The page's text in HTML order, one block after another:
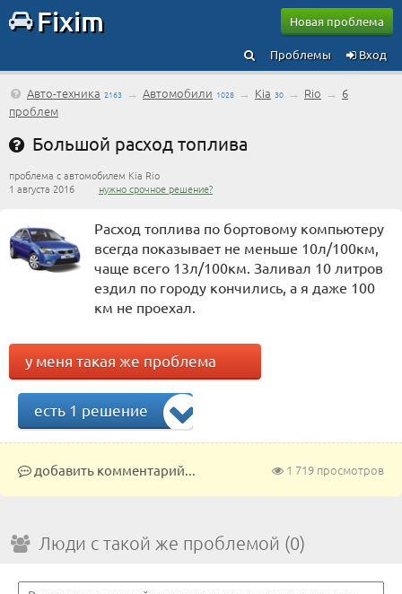
Fixim Новая проблема
Вход
Проблемы
Авто-техника 2163 → Автомобили 1028 → Kia 30 → Rio → 6
проблем
Большой расход топлива
проблема с автомобилем Kia Rio
1 августа 2016 нужно срочное решение?
Расход топлива по бортовому компьютеру
всегда показывает не меньше 10л/100км,
чаще всего 13л/100км. Заливал 10 литров
ездил по городу кончились, а я даже 100
км не проехал.
у меня такая же проблема
есть 1 решение
1 719 просмотров
добавить комментарий...
Люди с такой же проблемой (0)